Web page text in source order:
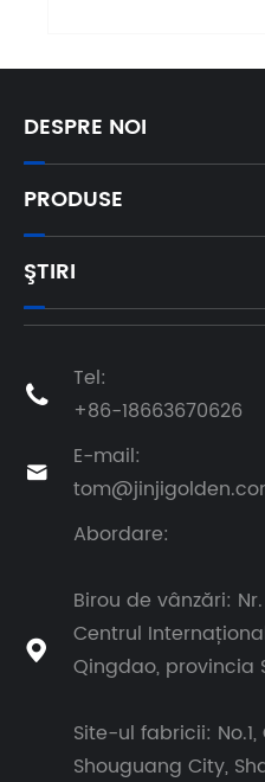
DESPRE NOI
PRODUSE
ŞTIRI

Tel:
+86-18663670626

E-mail:

Abordare:
Birou de vânzări:
Centrul
Qingdao, provincia
Site-ul fabricii:
Shouguang City,